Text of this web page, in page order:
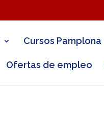
Cursos Pamplona
Ofertas de empleo